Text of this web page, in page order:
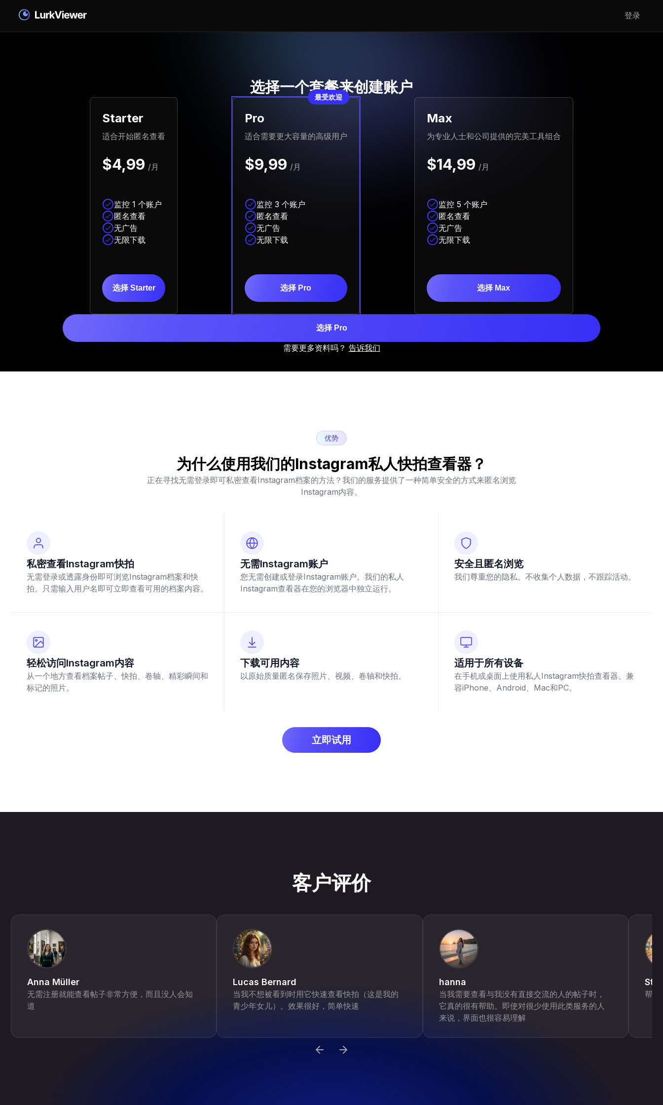
登录
选择一个套餐来创建账户
Starter
适合开始匿名查看
$4,99 /月
监控 1 个账户
匿名查看
无广告
无限下载
选择 Starter
最受欢迎
Pro
适合需要更大容量的高级用户
$9,99 /月
监控 3 个账户
匿名查看
无广告
无限下载
选择 Pro
Max
为专业人士和公司提供的完美工具组合
$14,99 /月
监控 5 个账户
匿名查看
无广告
无限下载
选择 Max
选择 Pro
需要更多资料吗？ 告诉我们
优势
为什么使用我们的Instagram私人快拍查看器？
正在寻找无需登录即可私密查看Instagram档案的方法？我们的服务提供了一种简单安全的方式来匿名浏览
Instagram内容。
私密查看Instagram快拍
无需登录或透露身份即可浏览Instagram档案和快
拍。只需输入用户名即可立即查看可用的档案内容。
无需Instagram账户
您无需创建或登录Instagram账户。我们的私人
Instagram查看器在您的浏览器中独立运行。
安全且匿名浏览
我们尊重您的隐私。不收集个人数据，不跟踪活动。
轻松访问Instagram内容
从一个地方查看档案帖子、快拍、卷轴、精彩瞬间和
标记的照片。
下载可用内容
以原始质量匿名保存照片、视频、卷轴和快拍。
适用于所有设备
在手机或桌面上使用私人Instagram快拍查看器。兼
容iPhone、Android、Mac和PC。
立即试用
客户评价
Anna Müller
无需注册就能查看帖子非常方便，而且没人会知
道
Lucas Bernard
当我不想被看到时用它快速查看快拍（这是我的
青少年女儿）。效果很好，简单快速
hanna
当我需要查看与我没有直接交流的人的帖子时，
它真的很有帮助。即使对很少使用此类服务的人
来说，界面也很容易理解
帮我